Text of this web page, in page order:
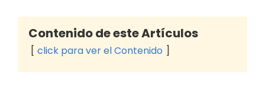
Contenido de este Artículos
click para ver el Contenido